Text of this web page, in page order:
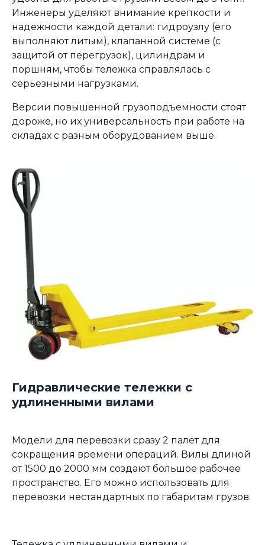
Инженеры уделяют внимание крепкости и
надежности каждой детали: гидроузлу (его
выполняют литым), клапанной системе (с
защитой от перегрузок), цилиндрам и
поршням, чтобы тележка справлялась с
серьезными нагрузками.
Версии повышенной грузоподъемности стоят
дороже, но их универсальность при работе на
складах с разным оборудованием выше.
Гидравлические тележки с
удлиненными вилами
Модели для перевозки сразу 2 палет для
сокращения времени операций. Вилы длиной
от 1500 до 2000 мм создают большое рабочее
пространство. Его можно использовать для
перевозки нестандартных по габаритам грузов.